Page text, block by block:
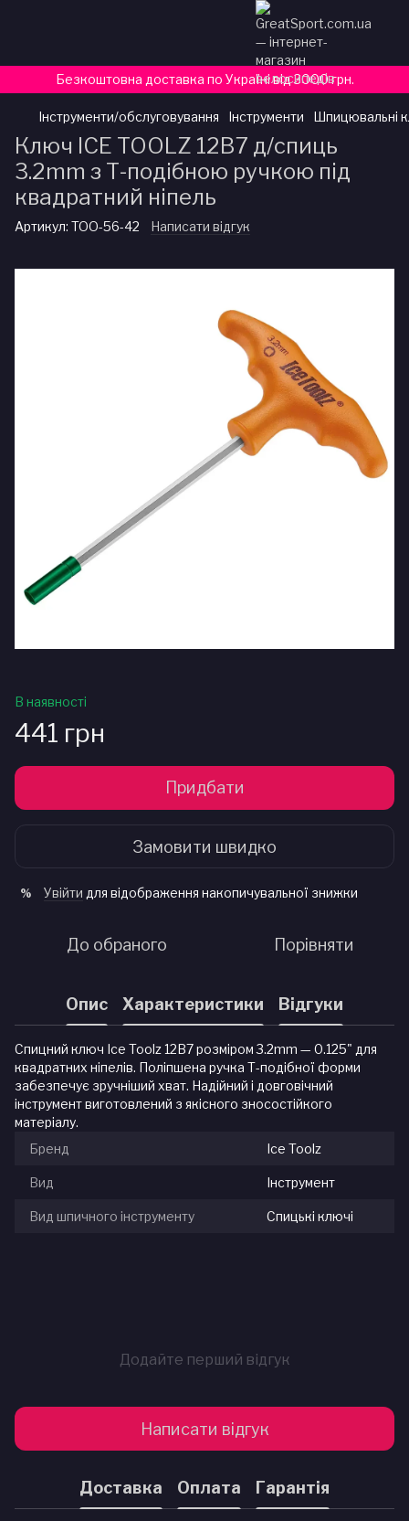
Безкоштовна доставка по Україні від 3000 грн.
Інструменти/обслуговування Інструменти Шпицювальні
Ключ ICE TOOLZ 12B7 д/спиць
3.2mm з Т-подібною ручкою під
квадратний ніпель
Артикул: TOO-56-42 Написати відгук
В наявності
441 грн
Придбати
Замовити швидко
% Увійти для відображення накопичувальної знижки
До обраного Порівняти
Опис Характеристики Відгуки
Спицний ключ Ice Toolz 12B7 розміром 3.2mm — 0.125" для
квадратних ніпелів. Поліпшена ручка Т-подібної форми
забезпечує зручніший хват. Надійний і довговічний
інструмент виготовлений з якісного зносостійкого
матеріалу.
Бренд
Ice Toolz
Вид Інструмент
Вид шпичного інструменту Спицькі ключі
Додайте перший відгук
Написати відгук
Доставка Оплата Гарантія